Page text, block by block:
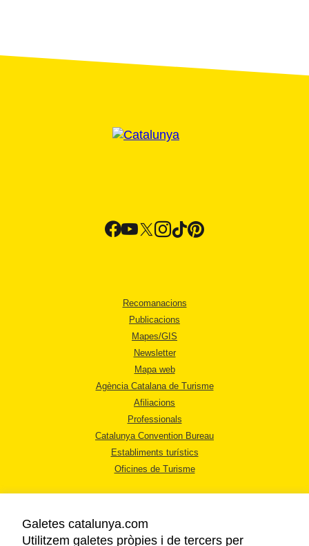
Recomanacions
Publicacions
Mapes/GIS
Newsletter
Mapa web
Agència Catalana de Turisme
Afiliacions
Professionals
Catalunya Convention Bureau
Establiments turístics
Oficines de Turisme
Galetes catalunya.com
Utilitzem galetes pròpies i de tercers per